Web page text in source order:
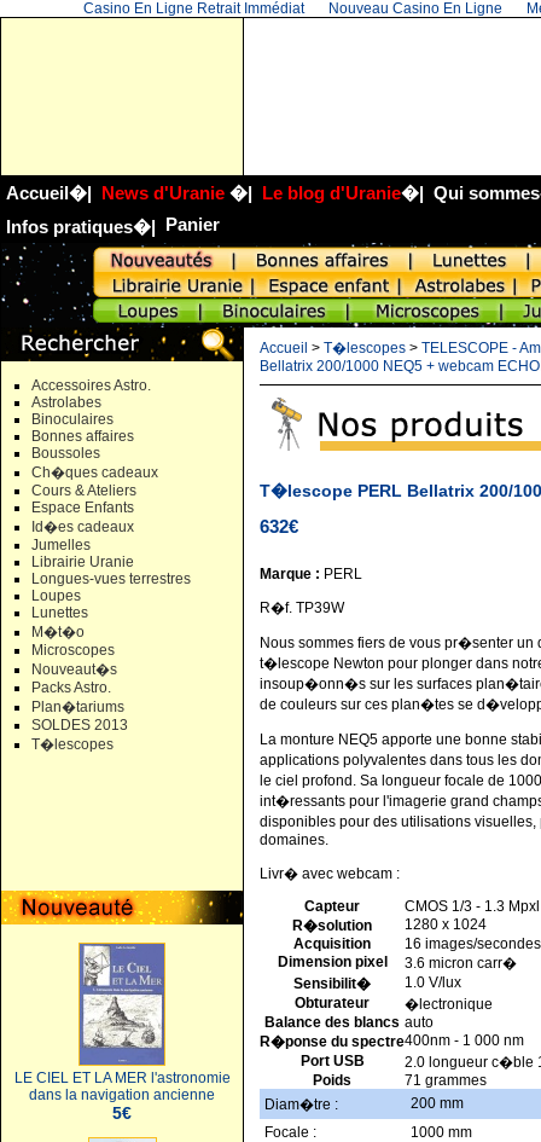
Casino En Ligne Retrait Immédiat Nouveau Casino En Ligne
Accueil�| News d'Uranie �| Le blog d'Uranie�| Qui
Infos pratiques�| Panier
Accessoires Astro.
Astrolabes
Binoculaires
Bonnes affaires
Boussoles
Ch�ques cadeaux
Cours & Ateliers
Espace Enfants
Id�es cadeaux
Jumelles
Librairie Uranie
Longues-vues terrestres
Loupes
Lunettes
M�t�o
Microscopes
Nouveaut�s
Packs Astro.
Plan�tariums
SOLDES 2013
T�lescopes
LE CIEL ET LA MER l'astronomie
dans la navigation ancienne
5€
Accueil > T�lescopes > TELESCOPE -
Bellatrix 200/1000 NEQ5 + webcam
T�lescope PERL Bellatrix 200/
632€
Marque : PERL
R�f. TP39W
Nous sommes fiers de vous pr�senter
t�lescope Newton pour plonger dans
insoup�onn�s sur les surfaces
de couleurs sur ces plan�tes se
La monture NEQ5 apporte une bonne
applications polyvalentes dans tous les
le ciel profond. Sa longueur focale de
int�ressants pour l'imagerie grand
disponibles pour des utilisations
domaines.
Livr� avec webcam :
Capteur
CMOS 1/3 - 1.3 Mpxl
R�solution
1280 x 1024
Acquisition
16 images/secondes
Dimension pixel
3.6 micron carr�
Sensibilit�
1.0 V/lux
Obturateur
�lectronique
Balance des blancs auto
R�ponse du spectre400nm - 1 000 nm
Port USB
2.0 longueur c�ble
Poids
71 grammes
Diam�tre :
200 mm
Focale :
1000 mm